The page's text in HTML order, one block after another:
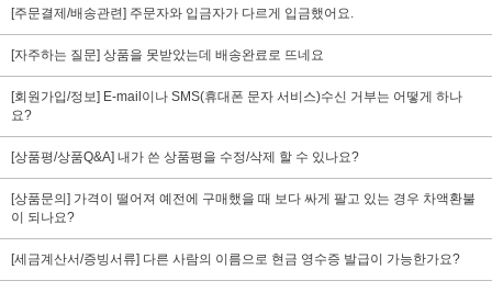
[주문결제/배송관련] 주문자와 입금자가 다르게 입금했어요.
[자주하는 질문] 상품을 못받았는데 배송완료로 뜨네요
[회원가입/정보] E-mail이나 SMS(휴대폰 문자 서비스)수신 거부는 어떻게 하나
요?
[상품평/상품Q&A] 내가 쓴 상품평을 수정/삭제 할 수 있나요?
[상품문의] 가격이 떨어져 예전에 구매했을 때 보다 싸게 팔고 있는 경우 차액환불
이 되나요?
[세금계산서/증빙서류] 다른 사람의 이름으로 현금 영수증 발급이 가능한가요?